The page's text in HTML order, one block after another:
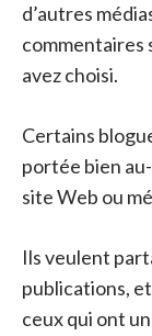
d’autres
commentaires
avez choisi.
Certains
portée bien
site Web ou
Ils veulent
publications,
ceux qui ont